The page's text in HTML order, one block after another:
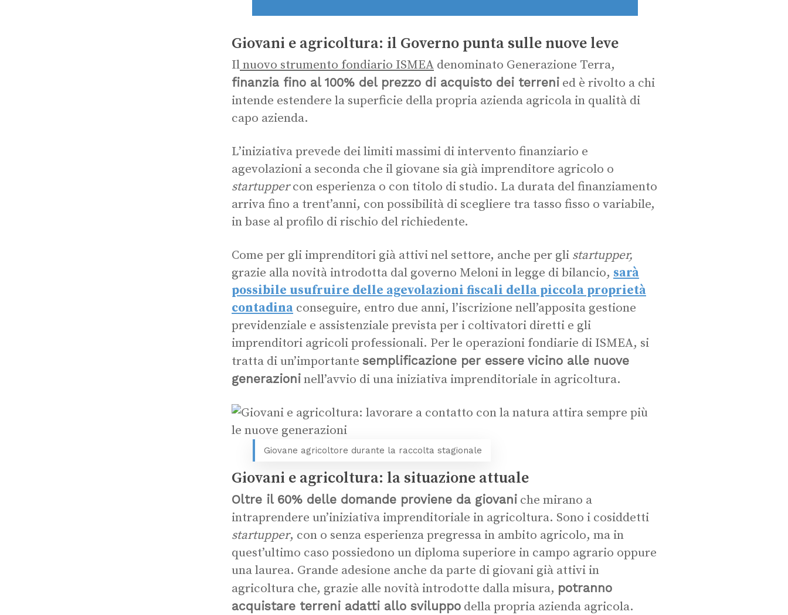
Giovani e agricoltura: il Governo punta sulle nuove leve
Ilnuovo strumento fondiario ISMEA denominato Generazione Terra,
finanzia fino al 100% del prezzo di acquisto dei terreni ed è rivolto a chi
intende estendere la superficie della propria azienda agricola in qualità di
capo azienda.
L’iniziativa prevede dei limiti massimi di intervento finanziario e
agevolazioni a seconda che il giovane sia già imprenditore agricolo o
startuppercon esperienza o con titolo di studio. La durata del finanziamento
arriva fino a trent’anni, con possibilità di scegliere tra tasso fisso o variabile,
in base al profilo di rischio del richiedente.
Come per gli imprenditori già attivi nel settore, anche per gli startupper,
grazie alla novità introdotta dal governo Meloni in legge di bilancio, sarà
possibile usufruire delle agevolazioni fiscali della piccola proprietà
contadina conseguire, entro due anni, l’iscrizione nell’apposita gestione
previdenziale e assistenziale prevista per i coltivatori diretti e gli
imprenditori agricoli professionali. Per le operazioni fondiarie di ISMEA, si
tratta di un’importante semplificazione per essere vicino alle nuove
generazioni nell’avvio di una iniziativa imprenditoriale in agricoltura.
Giovane agricoltore durante la raccolta stagionale
Giovani e agricoltura: la situazione attuale
Oltre il 60% delle domande proviene da giovani che mirano a
intraprendere un’iniziativa imprenditoriale in agricoltura. Sono i cosiddetti
startupper, con o senza esperienza pregressa in ambito agricolo, ma in
quest’ultimo caso possiedono un diploma superiore in campo agrario oppure
una laurea. Grande adesione anche da parte di giovani già attivi in
agricoltura che, grazie alle novità introdotte dalla misura, potranno
acquistare terreni adatti allo sviluppo della propria azienda agricola.